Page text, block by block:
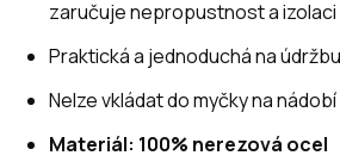
zaručuje nepropustnost a izolaci
Praktická a jednoduchá na údržbu
Nelze vkládat do myčky na
Materiál: 100% nerezová ocel